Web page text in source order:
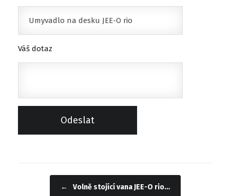
Váš dotaz
Navigace příspěvku
← Volně stojící vana JEE-O rio…